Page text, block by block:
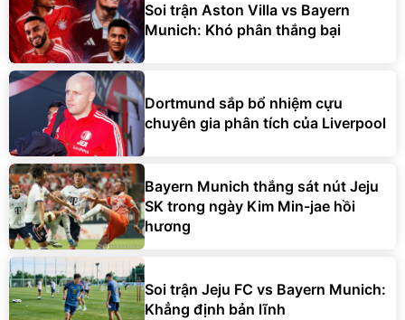
Soi trận Aston Villa vs Bayern
Munich: Khó phân thắng bại
Dortmund sắp bổ nhiệm cựu
chuyên gia phân tích của Liverpool
Bayern Munich thắng sát nút Jeju
SK trong ngày Kim Min-jae hồi
hương
Soi trận Jeju FC vs Bayern Munich:
Khẳng định bản lĩnh